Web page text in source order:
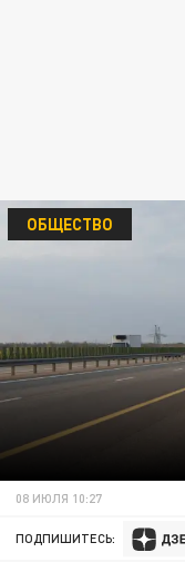
ОБЩЕСТВО
08 ИЮЛЯ 10:27
ПОДПИШИТЕСЬ: